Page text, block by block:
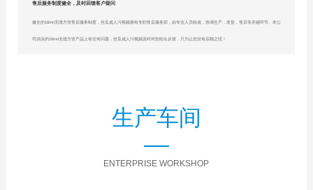
售后服务制度健全，及时回馈客户疑问
健全的16mn无缝方管售后服务制度，丝瓜成人污视频拥有专职售后服务部，由专业人员组成，协调生产，发货，售后等关键环节。本公
司供应的16mn无缝方管产品上有任何问题，丝瓜成人污视频及时对您给出反馈，只为让您没有后顾之忧！
生产车间
ENTERPRISE WORKSHOP